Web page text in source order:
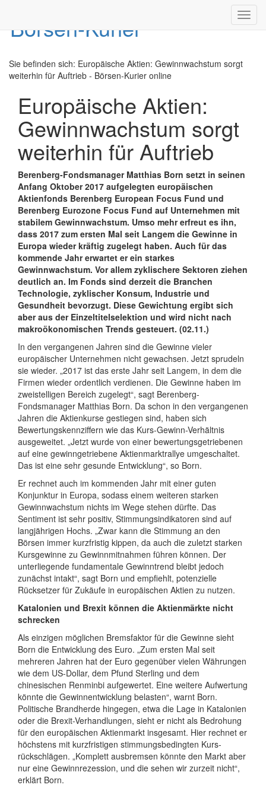
Sie befinden sich: Europäische Aktien: Gewinnwachstum sorgt
weiterhin für Auftrieb - Börsen-Kurier online
Europäische Aktien:
Gewinnwachstum sorgt
weiterhin für Auftrieb
Berenberg-Fondsmanager Matthias Born setzt in seinen
Anfang Oktober 2017 aufgelegten europäischen
Aktienfonds Berenberg European Focus Fund und
Berenberg Eurozone Focus Fund auf Unternehmen mit
stabilem Gewinnwachstum. Umso mehr erfreut es ihn,
dass 2017 zum ersten Mal seit Langem die Gewinne in
Europa wieder kräftig zugelegt haben. Auch für das
kommende Jahr erwartet er ein starkes
Gewinnwachstum. Vor allem zyklischere Sektoren ziehen
deutlich an. Im Fonds sind derzeit die Branchen
Technologie, zyklischer Konsum, Industrie und
Gesundheit bevorzugt. Diese Gewichtung ergibt sich
aber aus der Einzeltitelselektion und wird nicht nach
makroökonomischen Trends gesteuert. (02.11.)
In den vergangenen Jahren sind die Gewinne vieler
europäischer Unternehmen nicht gewachsen. Jetzt sprudeln
sie wieder. „2017 ist das erste Jahr seit Langem, in dem die
Firmen wieder ordentlich verdienen. Die Gewinne haben im
zweistelligen Bereich zugelegt“, sagt Berenberg-
Fondsmanager Matthias Born. Da schon in den vergangenen
Jahren die Aktienkurse gestiegen sind, haben sich
Bewertungskennziffern wie das Kurs-Gewinn-Verhältnis
ausgeweitet. „Jetzt wurde von einer bewertungsgetriebenen
auf eine gewinngetriebene Aktienmarktrallye umgeschaltet.
Das ist eine sehr gesunde Entwicklung“, so Born.
Er rechnet auch im kommenden Jahr mit einer guten
Konjunktur in Europa, sodass einem weiteren starken
Gewinnwachstum nichts im Wege stehen dürfte. Das
Sentiment ist sehr positiv, Stimmungsindikatoren sind auf
langjährigen Hochs. „Zwar kann die Stimmung an den
Börsen immer kurzfristig kippen, da auch die zuletzt starken
Kursgewinne zu Gewinnmitnahmen führen können. Der
unterliegende fundamentale Gewinntrend bleibt jedoch
zunächst intakt“, sagt Born und empfiehlt, potenzielle
Rücksetzer für Zukäufe in europäischen Aktien zu nutzen.
Katalonien und Brexit können die Aktienmärkte nicht
schrecken
Als einzigen möglichen Bremsfaktor für die Gewinne sieht
Born die Entwicklung des Euro. „Zum ersten Mal seit
mehreren Jahren hat der Euro gegenüber vielen Währungen
wie dem US-Dollar, dem Pfund Sterling und dem
chinesischen Renminbi aufgewertet. Eine weitere Aufwertung
könnte die Gewinnentwicklung belasten“, warnt Born.
Politische Brandherde hingegen, etwa die Lage in Katalonien
oder die Brexit-Verhandlungen, sieht er nicht als Bedrohung
für den europäischen Aktienmarkt insgesamt. Hier rechnet er
höchstens mit kurzfristigen stimmungsbedingten Kurs-
rückschlägen. „Komplett ausbremsen könnte den Markt aber
nur eine Gewinnrezession, und die sehen wir zurzeit nicht“,
erklärt Born.